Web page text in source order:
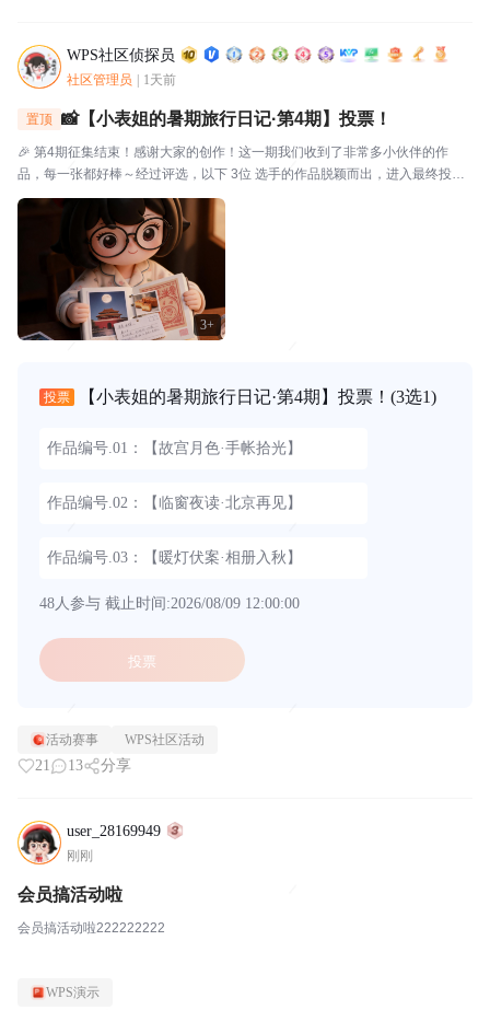
WPS社区侦探员
社区管理员 1天前
3+
置顶 📸【小表姐的暑期旅行日记·第4期】投票！
🎉 第4期征集结束！感谢大家的创作！这一期我们收到了非常多小伙伴的作
品，每一张都好棒～经过评选，以下 3位 选手的作品脱颖而出，进入最终投
票！🗳️ 入选作品🔴作品编号.01：【故宫月色·手帐拾光】创作者：帅羊帅提示
词/思路：小表姐穿着家居装，坐在在家中的书...
投票 【小表姐的暑期旅行日记·第4期】投票！ (3选1)
作品编号.01：【故宫月色·手帐拾光】
作品编号.02：【临窗夜读·北京再见】
作品编号.03：【暖灯伏案·相册入秋】
48人参与 截止时间:2026/08/09 12:00:00
投票
活动赛事 WPS社区活动
21 13 分享
user_28169949
刚刚
会员搞活动啦
会员搞活动啦222222222
WPS演示